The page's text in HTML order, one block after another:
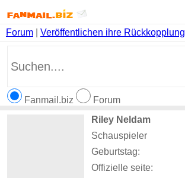
Forum Veröffentlichen ihre Rückkopplung
Fanmail.biz
Forum
Riley Neldam
Schauspieler
Geburtstag:
Offizielle seite: